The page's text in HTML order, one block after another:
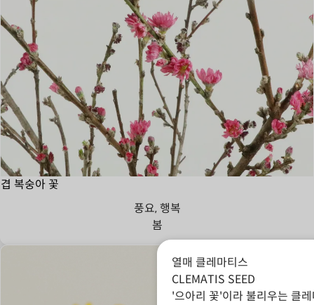
겹 복숭아 꽃
풍요, 행복
봄
열매 클레마티스
CLEMATIS SEED
'으아리 꽃'이라 불리우는 클